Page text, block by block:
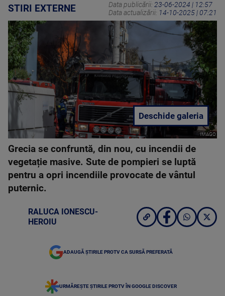
STIRI EXTERNE Data publicării: 23-06-2024 | 12:57
Data actualizării: 14-10-2025 | 07:21
IMAGO
Deschide galeria
Grecia se confruntă, din nou, cu incendii de
vegetație masive. Sute de pompieri se luptă
pentru a opri incendiile provocate de vântul
puternic.
RALUCA IONESCU-
HEROIU
ADAUGĂ ȘTIRILE PROTV CA SURSĂ PREFERATĂ
URMĂREȘTE ȘTIRILE PROTV ÎN GOOGLE DISCOVER